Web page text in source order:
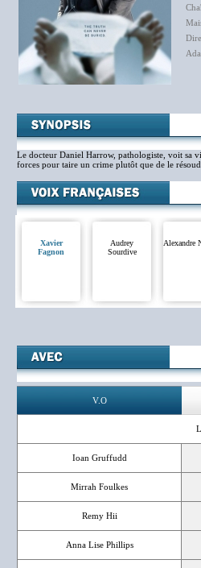
Le docteur Daniel Harrow, pathologiste, voit sa
forces pour taire un crime plutôt que de le
Xavier
Fagnon
Audrey
Sourdive
Alexandre
V.O
Ioan Gruffudd
Mirrah Foulkes
Remy Hii
Anna Lise Phillips